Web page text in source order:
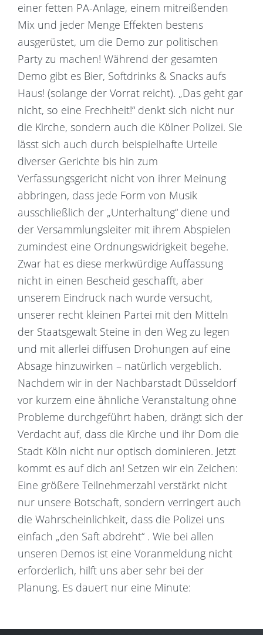
einer fetten PA-Anlage, einem mitreißenden
Mix und jeder Menge Effekten bestens
ausgerüstet, um die Demo zur politischen
Party zu machen! Während der gesamten
Demo gibt es Bier, Softdrinks & Snacks aufs
Haus! (solange der Vorrat reicht). „Das geht gar
nicht, so eine Frechheit!“ denkt sich nicht nur
die Kirche, sondern auch die Kölner Polizei. Sie
lässt sich auch durch beispielhafte Urteile
diverser Gerichte bis hin zum
Verfassungsgericht nicht von ihrer Meinung
abbringen, dass jede Form von Musik
ausschließlich der „Unterhaltung“ diene und
der Versammlungsleiter mit ihrem Abspielen
zumindest eine Ordnungswidrigkeit begehe.
Zwar hat es diese merkwürdige Auffassung
nicht in einen Bescheid geschafft, aber
unserem Eindruck nach wurde versucht,
unserer recht kleinen Partei mit den Mitteln
der Staatsgewalt Steine in den Weg zu legen
und mit allerlei diffusen Drohungen auf eine
Absage hinzuwirken – natürlich vergeblich.
Nachdem wir in der Nachbarstadt Düsseldorf
vor kurzem eine ähnliche Veranstaltung ohne
Probleme durchgeführt haben, drängt sich der
Verdacht auf, dass die Kirche und ihr Dom die
Stadt Köln nicht nur optisch dominieren. Jetzt
kommt es auf dich an! Setzen wir ein Zeichen:
Eine größere Teilnehmerzahl verstärkt nicht
nur unsere Botschaft, sondern verringert auch
die Wahrscheinlichkeit, dass die Polizei uns
einfach „den Saft abdreht“ . Wie bei allen
unseren Demos ist eine Voranmeldung nicht
erforderlich, hilft uns aber sehr bei der
Planung. Es dauert nur eine Minute: